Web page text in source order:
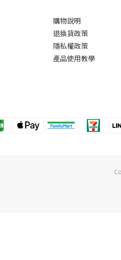
購物說明
退換貨政策
隱私權政策
產品使用教學